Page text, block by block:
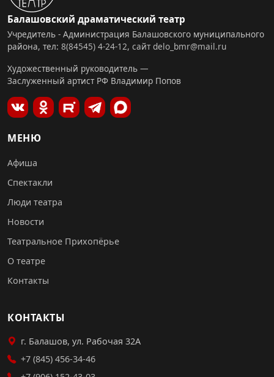
Балашовский драматический театр
Учредитель - Администрация Балашовского муниципального
района, тел: 8(84545) 4-24-12, сайт delo_bmr@mail.ru
Художественный руководитель —
Заслуженный артист РФ Владимир Попов
МЕНЮ
Афиша
Спектакли
Люди театра
Новости
Театральное Прихопёрье
О театре
Контакты
КОНТАКТЫ
г. Балашов, ул. Рабочая 32А
+7 (845) 456-34-46